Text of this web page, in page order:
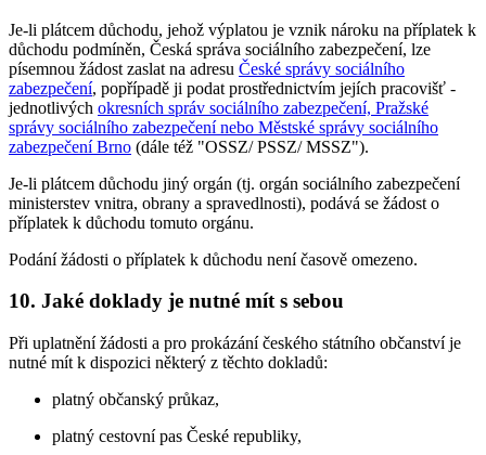
Je-li plátcem důchodu, jehož výplatou je vznik nároku na příplatek k
důchodu podmíněn, Česká správa sociálního zabezpečení, lze
písemnou žádost zaslat na adresu České správy sociálního
zabezpečení, popřípadě ji podat prostřednictvím jejích pracovišť -
jednotlivých okresních správ sociálního zabezpečení, Pražské
správy sociálního zabezpečení nebo Městské správy sociálního
zabezpečení Brno (dále též "OSSZ/ PSSZ/ MSSZ").
Je-li plátcem důchodu jiný orgán (tj. orgán sociálního zabezpečení
ministerstev vnitra, obrany a spravedlnosti), podává se žádost o
příplatek k důchodu tomuto orgánu.
Podání žádosti o příplatek k důchodu není časově omezeno.
10. Jaké doklady je nutné mít s sebou
Při uplatnění žádosti a pro prokázání českého státního občanství je
nutné mít k dispozici některý z těchto dokladů:
platný občanský průkaz,
platný cestovní pas České republiky,